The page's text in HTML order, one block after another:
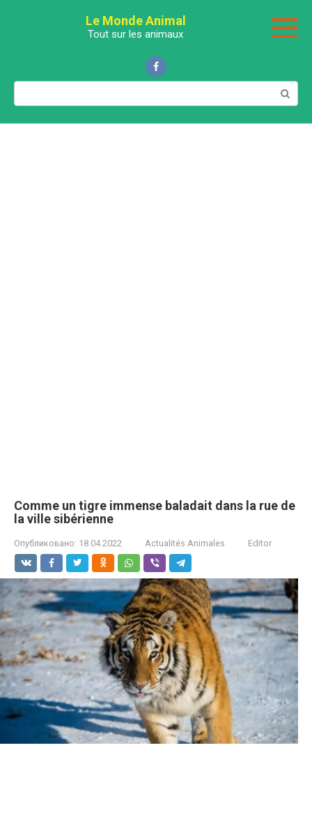
Le Monde Animal
Tout sur les animaux
Поиск:
Comme un tigre immense baladait dans la rue de
la ville sibérienne
Опубликовано: 18.04.2022 Actualités Animales Editor